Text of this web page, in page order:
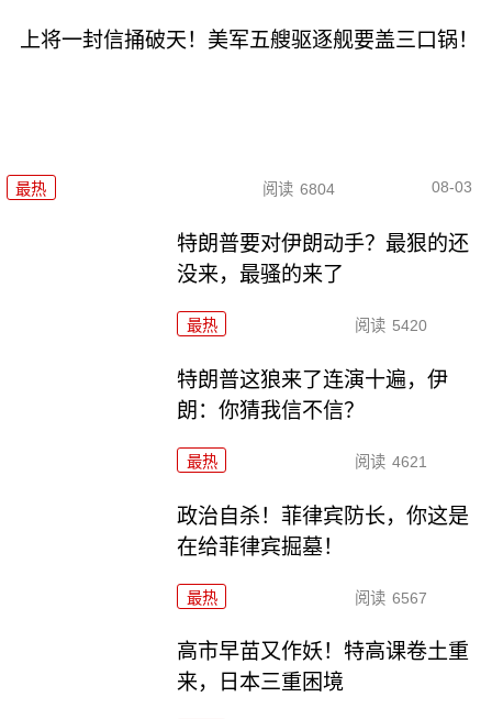
上将一封信捅破天！美军五艘驱逐舰要盖三口锅！
最热 阅读 6804 08-03
特朗普要对伊朗动手？最狠的还
没来，最骚的来了
最热 阅读 5420
特朗普这狼来了连演十遍，伊
朗：你猜我信不信？
最热 阅读 4621
政治自杀！菲律宾防长，你这是
在给菲律宾掘墓！
最热 阅读 6567
高市早苗又作妖！特高课卷土重
来，日本三重困境